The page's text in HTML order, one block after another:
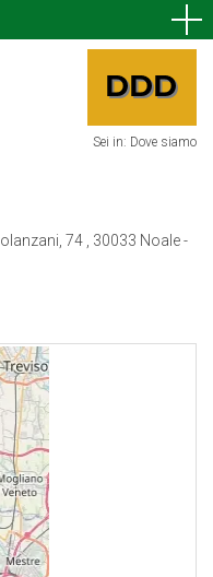
Sei in: Dove siamo
74 , 30033 Noale -